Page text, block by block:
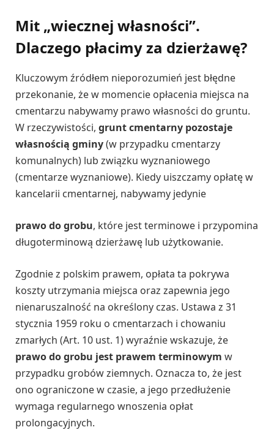
Mit „wiecznej własności”.
Dlaczego płacimy za dzierżawę?
Kluczowym źródłem nieporozumień jest błędne
przekonanie, że w momencie opłacenia miejsca na
cmentarzu nabywamy prawo własności do gruntu.
W rzeczywistości, grunt cmentarny pozostaje
własnością gminy(w przypadku cmentarzy
komunalnych) lub związku wyznaniowego
(cmentarze wyznaniowe). Kiedy uiszczamy opłatę w
kancelarii cmentarnej, nabywamy jedynie
prawo do grobu, które jest terminowe i przypomina
długoterminową dzierżawę lub użytkowanie.
Zgodnie z polskim prawem, opłata ta pokrywa
koszty utrzymania miejsca oraz zapewnia jego
nienaruszalność na określony czas. Ustawa z 31
stycznia 1959 roku o cmentarzach i chowaniu
zmarłych (Art. 10 ust. 1) wyraźnie wskazuje, że
prawo do grobu jest prawem terminowym w
przypadku grobów ziemnych. Oznacza to, że jest
ono ograniczone w czasie, a jego przedłużenie
wymaga regularnego wnoszenia opłat
prolongacyjnych.